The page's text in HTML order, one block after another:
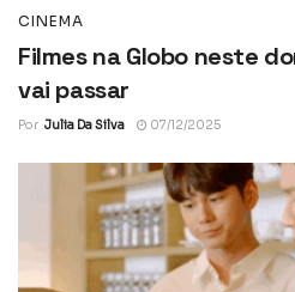
CINEMA
Filmes na Globo neste
vai passar
Por Julia Da Silva 07/12/2025